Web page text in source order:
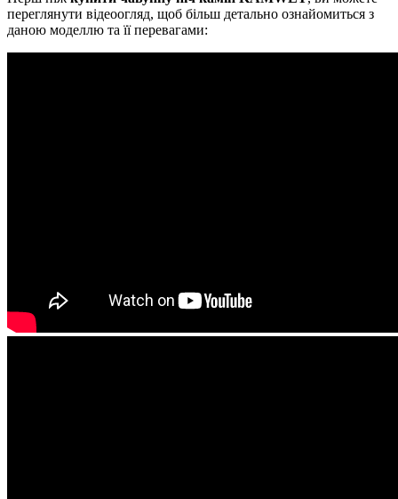
переглянути відеоогляд, щоб більш детально ознайомиться з
даною моделлю та її перевагами: